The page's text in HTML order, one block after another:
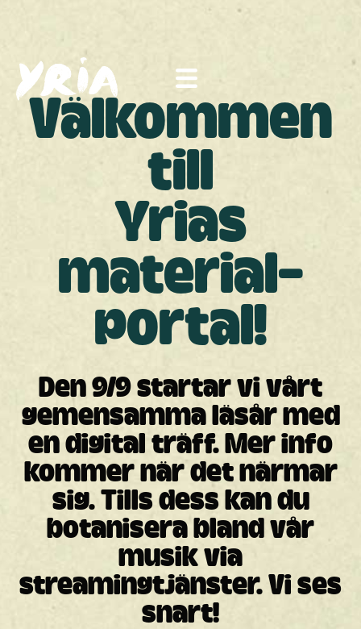
Välkommen
till
Yrias
material­
portal!
Den 9/9 startar vi vårt
gemensamma läsår med
en digital träff. Mer info
kommer när det närmar
sig. Tills dess kan du
botanisera bland vår
musik via
streamingtjänster. Vi ses
snart!